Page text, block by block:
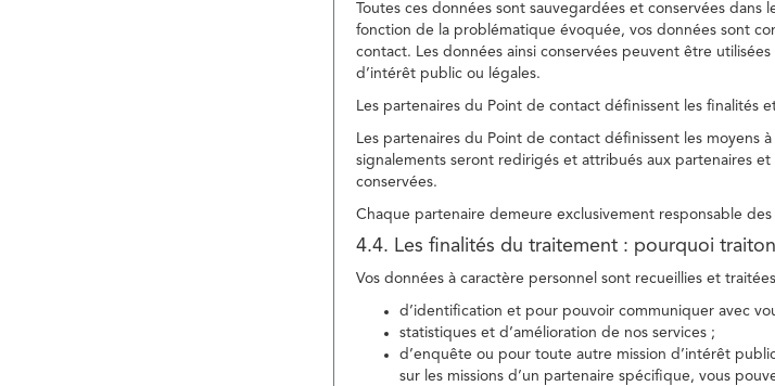
Toutes ces données sont sauvegardées et conservées
fonction de la problématique évoquée, vos données sont
contact. Les données ainsi conservées peuvent être
d’intérêt public ou légales.
Les partenaires du Point de contact définissent les finalités
Les partenaires du Point de contact définissent les moyens
signalements seront redirigés et attribués aux partenaires
conservées.
Chaque partenaire demeure exclusivement responsable
4.4. Les finalités du traitement : pourquoi
Vos données à caractère personnel sont recueillies et
d’identification et pour pouvoir communiquer avec
statistiques et d’amélioration de nos services ;
d’enquête ou pour toute autre mission d’intérêt
sur les missions d’un partenaire spécifique, vous